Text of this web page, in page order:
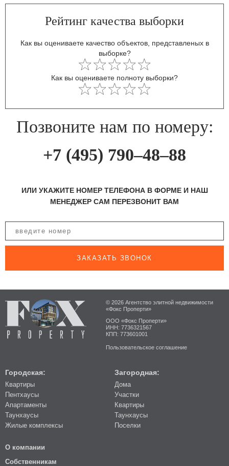
Рейтинг качества выборки
Как вы оцениваете качество объектов, представленых в
выборке?
Как вы оцениваете полноту выборки?
Позвоните нам по номеру:
+7 (495) 790–48–88
ИЛИ УКАЖИТЕ НОМЕР ТЕЛЕФОНА В ФОРМЕ И НАШ
МЕНЕДЖЕР САМ ПЕРЕЗВОНИТ ВАМ
ЗАКАЗАТЬ ЗВОНОК
© 2026 Агентство элитной недвижимости
«Фокс Проперти»
ООО «Фокс Проперти»
ИНН: 7736321567
КПП: 773601001
Пользовательское соглашение
Городская:
Квартиры
Пентхаусы
Апартаменты
Таунхаусы
Жилые комплексы
Загородная:
Дома
Участки
Квартиры
Таунхаусы
Поселки
О компании
Собственникам